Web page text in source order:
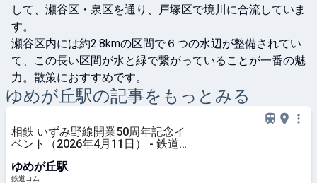
して、瀬谷区・泉区を通り、戸塚区で境川に合流していま
す。
瀬谷区内には約2.8kmの区間で６つの水辺が整備されてい
て、この長い区間が水と緑で繋がっていることが一番の魅
力。散策におすすめです。
ゆめが丘駅の記事をもっとみる
相鉄 いずみ野線開業50周年記念イ
ベント（2026年4月11日） - 鉄道コ
ゆめが丘駅
鉄道コム